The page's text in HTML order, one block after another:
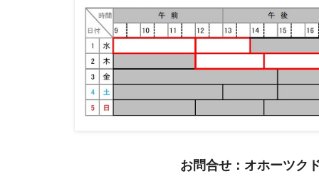
お問合せ：オホーツク